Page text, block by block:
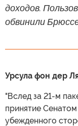
доходов.
обвинили
Урсула фон дер
"Вслед за 21-м
принятие
убежденного